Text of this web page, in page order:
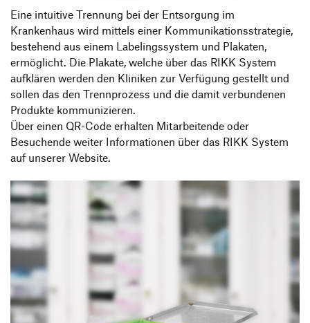
Eine intuitive Trennung bei der Entsorgung im
Krankenhaus wird mittels einer Kommunikationsstrategie,
bestehend aus einem Labelingssystem und Plakaten,
ermöglicht. Die Plakate, welche über das RIKK System
aufklären werden den Kliniken zur Verfügung gestellt und
sollen das den Trennprozess und die damit verbundenen
Produkte kommunizieren.
Über einen QR-Code erhalten Mitarbeitende oder
Besuchende weiter Informationen über das RIKK System
auf unserer Website.